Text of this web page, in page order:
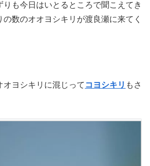
りも今日はいとるところで聞こえてき
数のオオヨシキリが渡良瀬に来てく
オヨシキリに混じって コヨシキリ もさ